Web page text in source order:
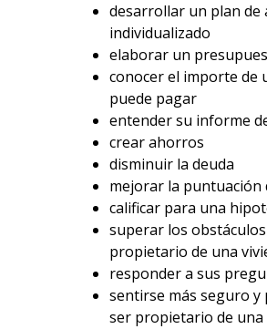
desarrollar un plan de
individualizado
elaborar un
conocer el importe de
puede pagar
entender su informe
crear ahorros
disminuir la deuda
mejorar la puntuación
calificar para una
superar los
propietario de una
responder a sus
sentirse más seguro
ser propietario de una